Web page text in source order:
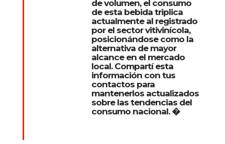
de volumen, el consumo
de esta bebida triplica
actualmente al registrado
por el sector vitivinícola,
posicionándose como la
alternativa de mayor
alcance en el mercado
local. Compartí esta
información con tus
contactos para
mantenerlos actualizados
sobre las tendencias del
consumo nacional. �